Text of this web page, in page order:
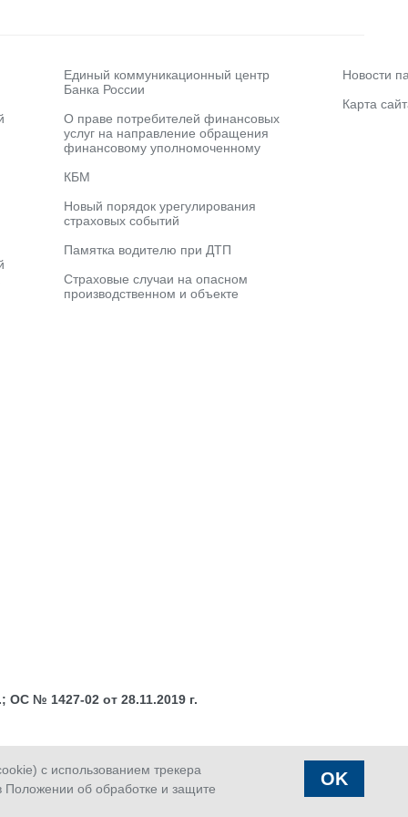
с использованием трекера
об обработке и защите
OK
Офисы
Единый коммуникационный центр
Банка России
О праве потребителей финансовых
услуг на направление обращения
финансовому уполномоченному
КБМ
Новый порядок урегулирования
страховых событий
Памятка водителю при ДТП
Страховые случаи на опасном
производственном и объекте
Новости
Карта
№ 1427-02 от 28.11.2019 г.